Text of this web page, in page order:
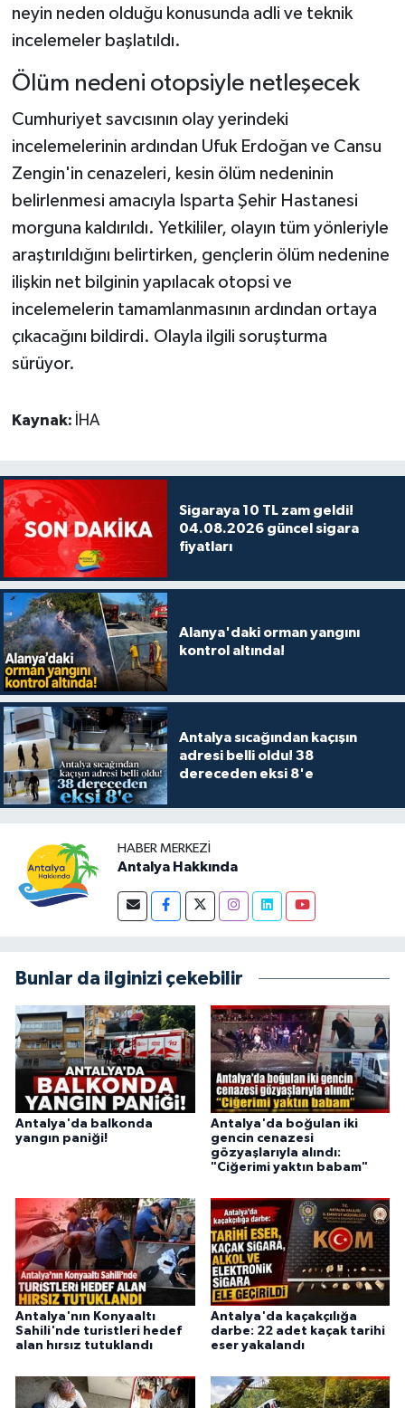
neyin neden olduğu konusunda adli ve teknik
incelemeler başlatıldı.
Ölüm nedeni otopsiyle netleşecek
Cumhuriyet savcısının olay yerindeki
incelemelerinin ardından Ufuk Erdoğan ve Cansu
Zengin'in cenazeleri, kesin ölüm nedeninin
belirlenmesi amacıyla Isparta Şehir Hastanesi
morguna kaldırıldı. Yetkililer, olayın tüm yönleriyle
araştırıldığını belirtirken, gençlerin ölüm nedenine
ilişkin net bilginin yapılacak otopsi ve
incelemelerin tamamlanmasının ardından ortaya
çıkacağını bildirdi. Olayla ilgili soruşturma
sürüyor.
Kaynak: İHA
Sigaraya 10 TL zam geldi!
04.08.2026 güncel sigara
fiyatları
Alanya'daki orman yangını
kontrol altında!
Antalya sıcağından kaçışın
adresi belli oldu! 38
dereceden eksi 8'e
HABER MERKEZI
Antalya Hakkında
Bunlar da ilginizi çekebilir
Antalya'da balkonda
yangın paniği!
Antalya'da boğulan iki
gencin cenazesi
gözyaşlarıyla alındı:
"Ciğerimi yaktın babam"
Antalya'nın Konyaaltı
Sahili'nde turistleri hedef
alan hırsız tutuklandı
Antalya'da kaçakçılığa
darbe: 22 adet kaçak tarihi
eser yakalandı